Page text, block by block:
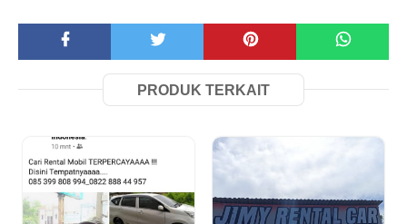
PRODUK TERKAIT